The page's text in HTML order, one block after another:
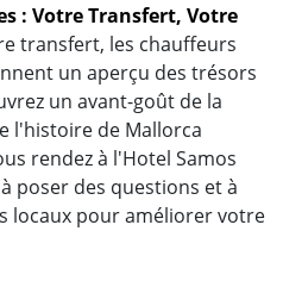
: Votre Transfert, Votre
transfert, les chauffeurs
un aperçu des trésors
un avant-goût de la
l'histoire de Mallorca
rendez à l'Hotel Samos
poser des questions et à
locaux pour améliorer votre